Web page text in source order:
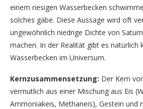
einem riesigen Wasserbecken
solches gäbe. Diese Aussage wird oft
ungewöhnlich niedrige Dichte von
machen. In der Realität gibt es natürlich
Wasserbecken im Universum.
Kernzusammensetzung: Der Kern
vermutlich aus einer Mischung aus Eis
Ammoniakeis, Methaneis), Gestein und